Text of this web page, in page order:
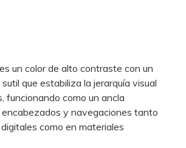
un color de alto contraste con un
que estabiliza la jerarquía visual
funcionando como un ancla
encabezados y navegaciones tanto
como en materiales